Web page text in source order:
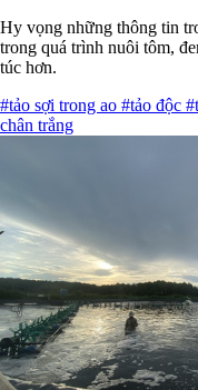
Hy vọng những thông tin
trong quá trình nuôi tôm,
túc hơn.
#tảo sợi trong ao #tảo độc
chân trắng